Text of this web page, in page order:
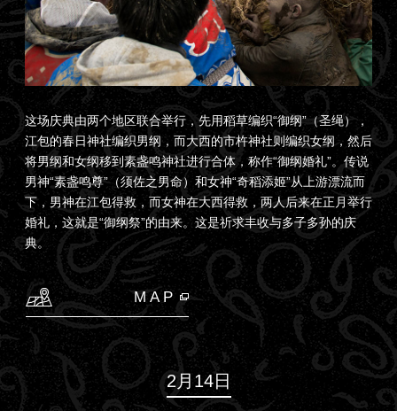
这场庆典由两个地区联合举行，先用稻草编织“御纲”（圣绳），
江包的春日神社编织男纲，而大西的市杵神社则编织女纲，然后
将男纲和女纲移到素盏鸣神社进行合体，称作“御纲婚礼”。传说
男神“素盏鸣尊”（须佐之男命）和女神“奇稻添姬”从上游漂流而
下，男神在江包得救，而女神在大西得救，两人后来在正月举行
婚礼，这就是“御纲祭”的由来。这是祈求丰收与多子多孙的庆
典。
MAP
2月14日